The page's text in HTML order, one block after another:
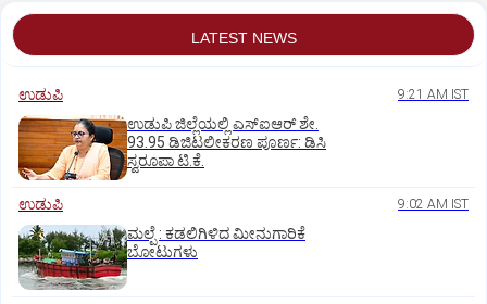
LATEST NEWS
ಉಡುಪಿ 9:21 AM IST
ಉಡುಪಿ ಜಿಲ್ಲೆಯಲ್ಲಿ ಎಸ್‌ಐಆರ್‌ ಶೇ.
93.95 ಡಿಜಿಟಲೀಕರಣ ಪೂರ್ಣ: ಡಿಸಿ
ಸ್ವರೂಪಾ ಟಿ.ಕೆ.
ಉಡುಪಿ 9:02 AM IST
ಮಲ್ಪೆ : ಕಡಲಿಗಿಳಿದ ಮೀನುಗಾರಿಕೆ
ಬೋಟುಗಳು